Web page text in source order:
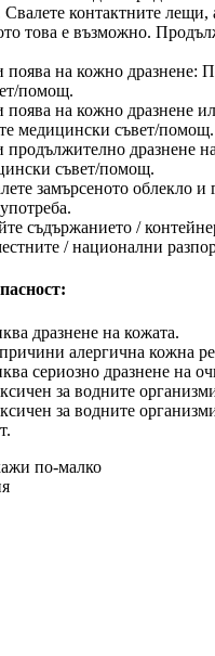
контактните лещи,
това е възможно.
на кожно дразнене:
помощ.
на кожно дразнене
медицински съвет/помощ.
дразнене
съвет/помощ.
замърсеното облекло и
съдържанието /
/ национални
дразнене на кожата.
алергична кожна
сериозно дразнене на
за водните
за водните
по-малко